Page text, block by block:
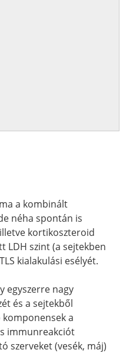
a kombinált
néha spontán is
kortikoszteroid
LDH szint (a sejtekben
kialakulási esélyét.
egyszerre nagy
és a sejtekből
a
immunreakciót
szerveket (vesék, máj)